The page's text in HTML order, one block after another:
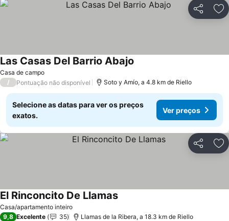
Partilhar
Casa de campo
Las Casas Del Barrio Abajo
/ Pontuação não disponível Soto y Amío, a 4.8 km de Riello
Selecione as datas para ver os preços
exatos.
Ver preços
Partilhar
Casa/apartamento inteiro
El Rinconcito De LlamasVer preços
9,8 Excelente 35 Llamas de la Ribera, a 18.3 km de Riello